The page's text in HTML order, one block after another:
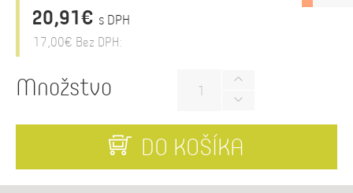
20,91€ s DPH
17,00€ Bez DPH:
Množstvo
DO KOŠÍKA